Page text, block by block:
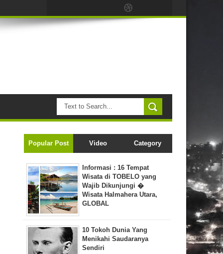
Popular Post Video Category
Informasi : 16 Tempat
Wisata di TOBELO yang
Wajib Dikunjungi �
Wisata Halmahera Utara,
GLOBAL
10 Tokoh Dunia Yang
Menikahi Saudaranya
Sendiri